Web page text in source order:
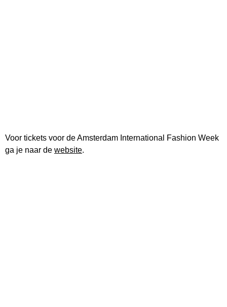
Voor tickets voor de Amsterdam International Fashion Week
ga je naar de website.